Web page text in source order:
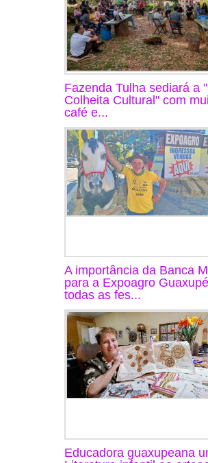
Fazenda Tulha sediará a
Colheita Cultural" com
café e...
A importância da Banca
para a Expoagro
todas as fes...
Educadora guaxupeana